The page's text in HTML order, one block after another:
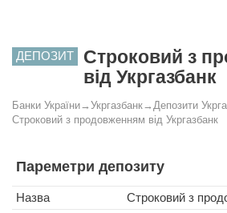
ДЕПОЗИТ
Строковий з
від Укргазбанк
Банки України→ Укргазбанк→ Депозити
Строковий з продовженням від Укргазбанк
Пареметри депозиту
Назва
Строковий з